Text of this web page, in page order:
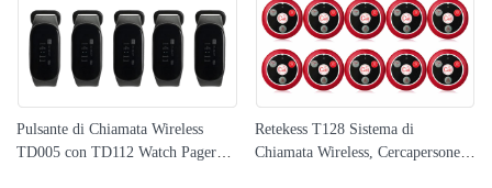
Pulsante di Chiamata Wireless
TD005 con TD112 Watch Pager
Retekess T128 Sistema di
Chiamata Wireless, Cercapersone